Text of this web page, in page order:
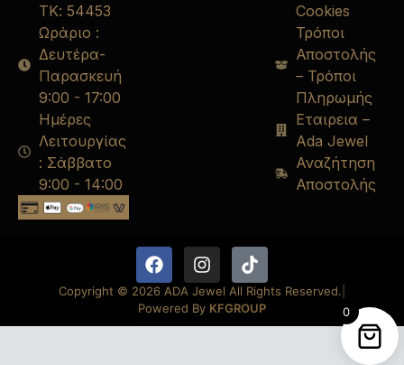
ΤΚ: 54453
Ωράριο :
Δευτέρα-
Παρασκευή
9:00 - 17:00
Ημέρες
Λειτουργίας
: Σάββατο
9:00 - 14:00
Cookies
Τρόποι
Αποστολής
– Τρόποι
Πληρωμής
Εταιρεια –
Ada Jewel
Αναζήτηση
Αποστολής
Copyright © 2026 ADA Jewel All Rights Reserved.
Powered By KFGROUP 0